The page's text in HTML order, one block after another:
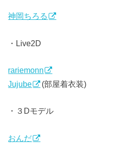
神岡ちろる
・Live2D
rariemonn
Jujube
(部屋着衣装)
・３Dモデル
おんだ